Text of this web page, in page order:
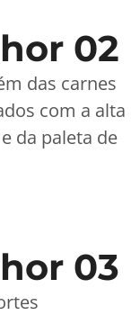
02
das carnes
com a alta
da paleta de
03